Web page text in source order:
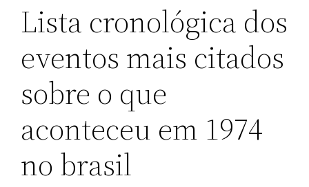
Lista cronológica dos
eventos mais citados
sobre o que
aconteceu em 1974
no brasil